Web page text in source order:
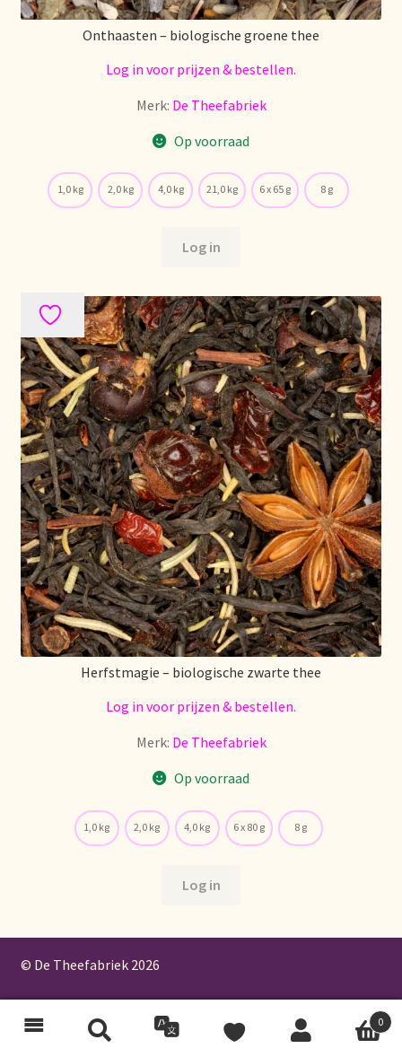
Onthaasten – biologische groene thee
Log in voor prijzen & bestellen.
Merk: De Theefabriek
Op voorraad
1,0 kg 2,0 kg 4,0 kg 21,0 kg 6 x 65 g 8 g
Log in
Herfstmagie – biologische zwarte thee
Log in voor prijzen & bestellen.
Merk: De Theefabriek
Op voorraad
1,0 kg 2,0 kg 4,0 kg 6 x 80 g 8 g
Log in
© De Theefabriek 2026
0